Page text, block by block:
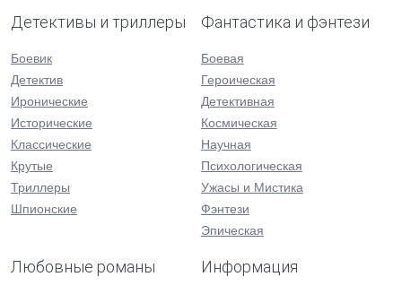
Детективы и триллеры
Боевик
Детектив
Иронические
Исторические
Классические
Крутые
Триллеры
Шпионские
Фантастика и фэнтези
Боевая
Героическая
Детективная
Космическая
Научная
Психологическая
Ужасы и Мистика
Фэнтези
Эпическая
Любовные романы Информация